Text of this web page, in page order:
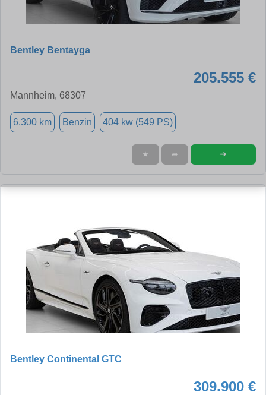
Bentley Bentayga
205.555 €
Mannheim, 68307
6.300 km Benzin 404 kw (549 PS)
★ ➦ ➜
Bentley Continental GTC
309.900 €